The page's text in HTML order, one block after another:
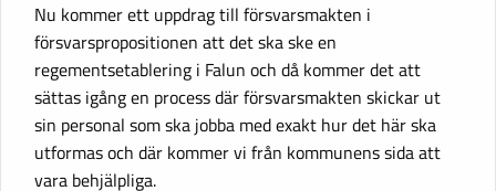
Nu kommer ett uppdrag till försvarsmakten i
försvarspropositionen att det ska ske en
regementsetablering i Falun och då kommer det att
sättas igång en process där försvarsmakten skickar ut
sin personal som ska jobba med exakt hur det här ska
utformas och där kommer vi från kommunens sida att
vara behjälpliga.